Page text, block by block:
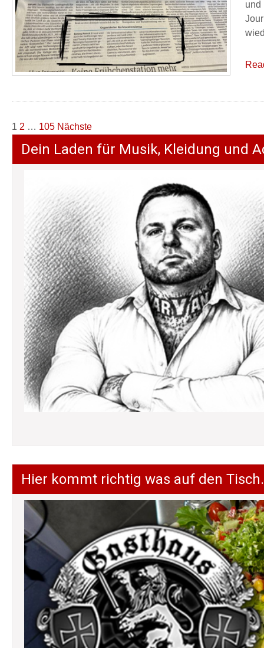
und
Seitennummerierung
der
Beiträge
1 2 … 105 Nächste
Dein Laden für Musik, Kleidung und
Hier kommt richtig was auf den Tisch.